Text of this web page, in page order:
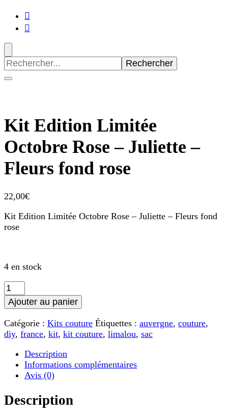
Recherche
pour
:
Kit Edition Limitée
Octobre Rose – Juliette –
Fleurs fond rose
22,00€
Kit Edition Limitée Octobre Rose – Juliette – Fleurs fond
rose
4 en stock
quantité
de
Kit
Edition
Limitée
Octobre
Juliette
Fleurs
fond
Ajouter au panier
Catégorie : Kits couture Étiquettes : auvergne, couture,
diy, france, kit, kit couture, limalou, sac
Description
Informations complémentaires
Avis (0)
Description